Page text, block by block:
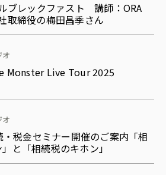
ブレックファスト 講師：ORA
取締役の梅田昌季さん
Monster Live Tour 2025
・税金セミナー開催のご案内「相
と「相続税のキホン」